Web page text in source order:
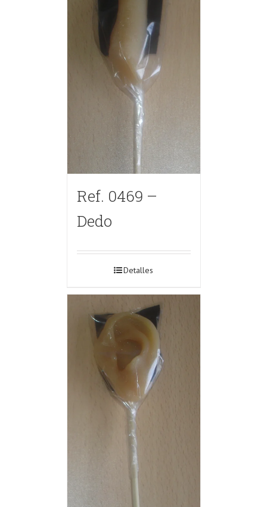
Ref. 0469 –
Dedo
Detalles